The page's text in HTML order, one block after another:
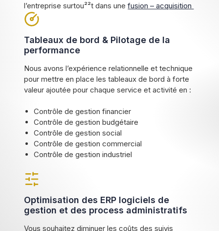
l’entreprise surtou²²t dans unefusion – acquisition
Tableaux de bord & Pilotage de la
performance
Nous avons l’expérience relationnelle et technique
pour mettre en place les tableaux de bord à forte
valeur ajoutée pour chaque service et activité en :
Contrôle de gestion financier
Contrôle de gestion budgétaire
Contrôle de gestion social
Contrôle de gestion commercial
Contrôle de gestion industriel
Optimisation des ERP logiciels de
gestion et des process administratifs
Vous souhaitez diminuer les coûts des suivis